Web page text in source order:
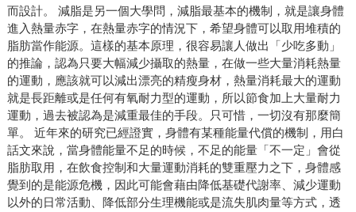
而設計。 減脂是另一個大學問，減脂最基本的機制，就是讓身體
進入熱量赤字，在熱量赤字的情況下，希望身體可以取用堆積的
脂肪當作能源。這樣的基本原理，很容易讓人做出「少吃多動」
的推論，認為只要大幅減少攝取的熱量，在做一些大量消耗熱量
的運動，應該就可以減出漂亮的精瘦身材，熱量消耗最大的運動
就是長距離或是任何有氧耐力型的運動，所以節食加上大量耐力
運動，過去被認為是減重最佳的手段。只可惜，一切沒有那麼簡
單。 近年來的研究已經證實，身體有某種能量代償的機制，用白
話文來說，當身體能量不足的時候，不足的能量「不一定」會從
脂肪取用，在飲食控制和大量運動消耗的雙重壓力之下，身體感
覺到的是能源危機，因此可能會藉由降低基礎代謝率、減少運動
以外的日常活動、降低部分生理機能或是流失肌肉量等方式，透